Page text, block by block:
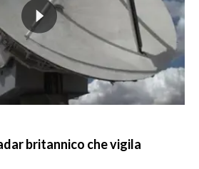
britannico che vigila